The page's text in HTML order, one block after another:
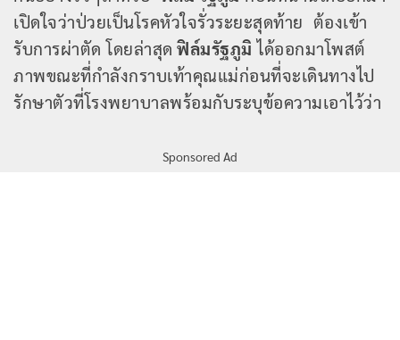
เปิดใจว่าป่วยเป็นโรคหัวใจรั่วระยะสุดท้าย ต้องเข้า
รับการผ่าตัด โดยล่าสุด ฟิล์มรัฐภูมิ ได้ออกมาโพสต์
ภาพขณะที่กำลังกราบเท้าคุณแม่ก่อนที่จะเดินทางไป
รักษาตัวที่โรงพยาบาลพร้อมกับระบุข้อความเอาไว้ว่า
Sponsored Ad